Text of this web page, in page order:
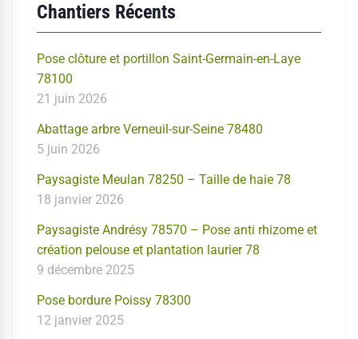
Chantiers Récents
Pose clôture et portillon Saint-Germain-en-Laye
78100
21 juin 2026
Abattage arbre Verneuil-sur-Seine 78480
5 juin 2026
Paysagiste Meulan 78250 – Taille de haie 78
18 janvier 2026
Paysagiste Andrésy 78570 – Pose anti rhizome et
création pelouse et plantation laurier 78
9 décembre 2025
Pose bordure Poissy 78300
12 janvier 2025